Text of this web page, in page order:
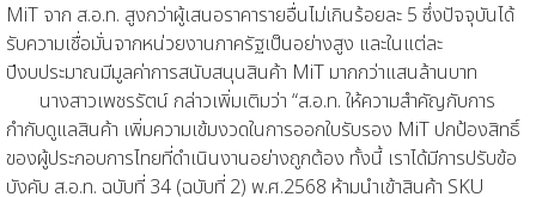
MiT จาก ส.อ.ท. สูงกว่าผู้เสนอราคารายอื่นไม่เกินร้อยละ 5 ซึ่งปัจจุบันได้
รับความเชื่อมั่นจากหน่วยงานภาครัฐเป็นอย่างสูง และในแต่ละ
ปีงบประมาณมีมูลค่าการสนับสนุนสินค้า MiT มากกว่าแสนล้านบาท
นางสาวเพชรรัตน์ กล่าวเพิ่มเติมว่า “ส.อ.ท. ให้ความสำคัญกับการ
กำกับดูแลสินค้า เพิ่มความเข้มงวดในการออกใบรับรอง MiT ปกป้องสิทธิ์
ของผู้ประกอบการไทยที่ดำเนินงานอย่างถูกต้อง ทั้งนี้ เราได้มีการปรับข้อ
บังคับ ส.อ.ท. ฉบับที่ 34 (ฉบับที่ 2) พ.ศ.2568 ห้ามนำเข้าสินค้า SKU